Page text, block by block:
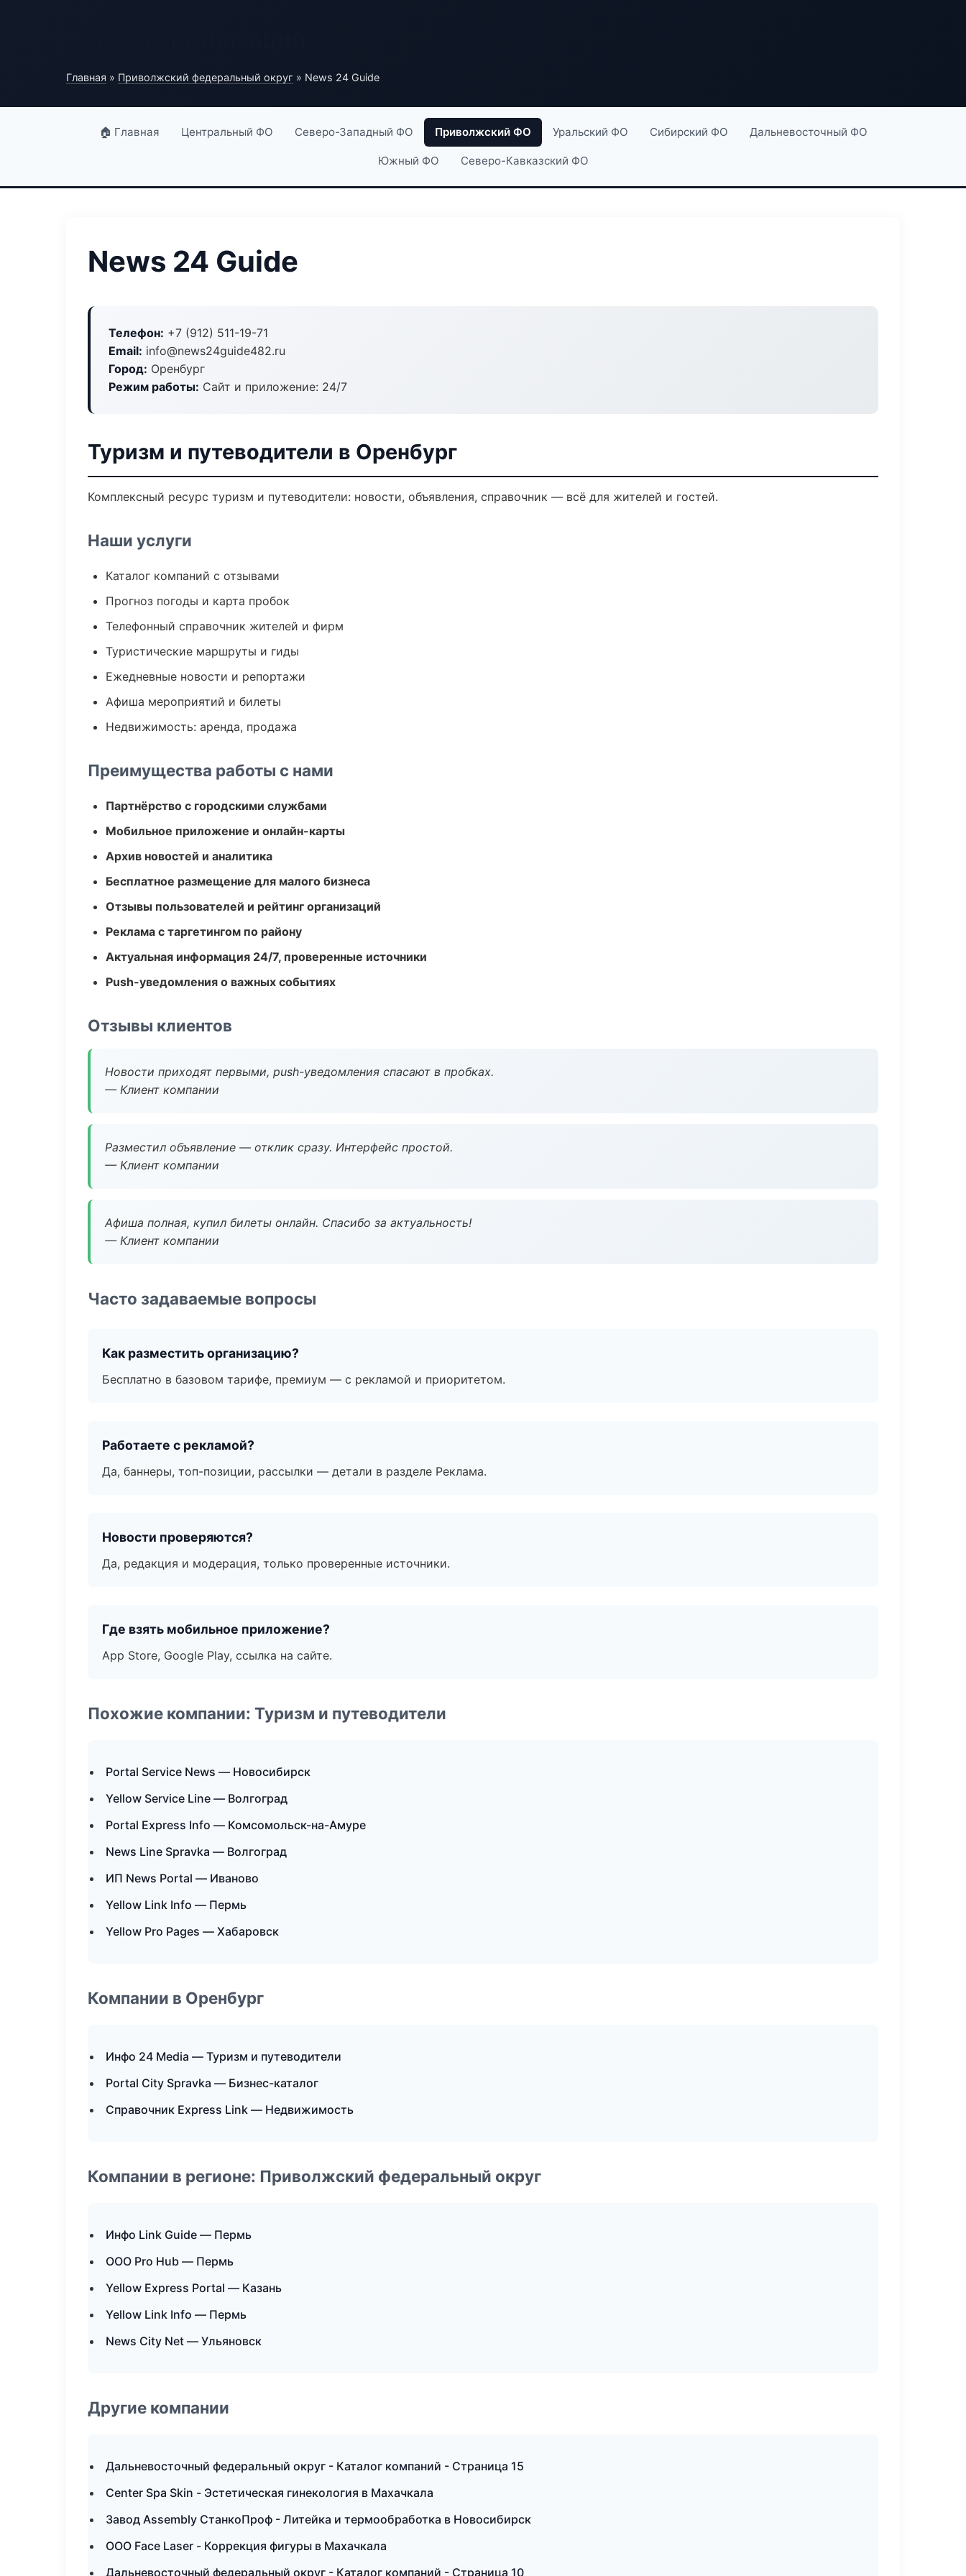
Главная » Приволжский федеральный округ » News 24 Guide
🏠 Главная Центральный ФО Северо-Западный ФО Приволжский ФО Уральский ФО Сибирский ФО Дальневосточный ФО
Южный ФО Северо-Кавказский ФО
News 24 Guide
Телефон: +7 (912) 511-19-71
Email: info@news24guide482.ru
Город: Оренбург
Режим работы: Сайт и приложение: 24/7
Туризм и путеводители в Оренбург
Комплексный ресурс туризм и путеводители: новости, объявления, справочник — всё для жителей и гостей.
Наши услуги
Каталог компаний с отзывами
Прогноз погоды и карта пробок
Телефонный справочник жителей и фирм
Туристические маршруты и гиды
Ежедневные новости и репортажи
Афиша мероприятий и билеты
Недвижимость: аренда, продажа
Преимущества работы с нами
Партнёрство с городскими службами
Мобильное приложение и онлайн-карты
Архив новостей и аналитика
Бесплатное размещение для малого бизнеса
Отзывы пользователей и рейтинг организаций
Реклама с таргетингом по району
Актуальная информация 24/7, проверенные источники
Push-уведомления о важных событиях
Отзывы клиентов
Новости приходят первыми, push-уведомления спасают в пробках.
— Клиент компании
Разместил объявление — отклик сразу. Интерфейс простой.
— Клиент компании
Афиша полная, купил билеты онлайн. Спасибо за актуальность!
— Клиент компании
Часто задаваемые вопросы
Как разместить организацию?
Бесплатно в базовом тарифе, премиум — с рекламой и приоритетом.
Работаете с рекламой?
Да, баннеры, топ-позиции, рассылки — детали в разделе Реклама.
Новости проверяются?
Да, редакция и модерация, только проверенные источники.
Где взять мобильное приложение?
App Store, Google Play, ссылка на сайте.
Похожие компании: Туризм и путеводители
Portal Service News — Новосибирск
Yellow Service Line — Волгоград
Portal Express Info — Комсомольск-на-Амуре
News Line Spravka — Волгоград
ИП News Portal — Иваново
Yellow Link Info — Пермь
Yellow Pro Pages — Хабаровск
Компании в Оренбург
Инфо 24 Media — Туризм и путеводители
Portal City Spravka — Бизнес-каталог
Справочник Express Link — Недвижимость
Компании в регионе: Приволжский федеральный округ
Инфо Link Guide — Пермь
ООО Pro Hub — Пермь
Yellow Express Portal — Казань
Yellow Link Info — Пермь
News City Net — Ульяновск
Другие компании
Дальневосточный федеральный округ - Каталог компаний - Страница 15
Center Spa Skin - Эстетическая гинекология в Махачкала
Завод Assembly СтанкоПроф - Литейка и термообработка в Новосибирск
ООО Face Laser - Коррекция фигуры в Махачкала
Дальневосточный федеральный округ - Каталог компаний - Страница 10